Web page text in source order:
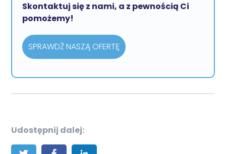
Skontaktuj się z nami, a z pewnością Ci
pomożemy!
SPRAWDŹ NASZĄ OFERTĘ
Udostępnij dalej: